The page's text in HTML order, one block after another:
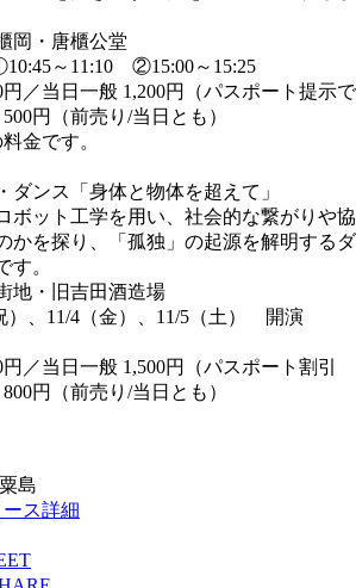
岡・唐櫃公堂
～11:10 ②15:00～15:25
／当日一般 1,200円（パスポート提示で
円（前売り/当日とも）
金です。
ンス「身体と物体を超えて」
ボット工学を用い、社会的な繋がりや協
かを探り、「孤独」の起源を解明するダ
す。
地・旧吉田酒造場
）、11/4（金）、11/5（土） 開演
／当日一般 1,500円（パスポート割引
円（前売り/当日とも）
島
ス詳細